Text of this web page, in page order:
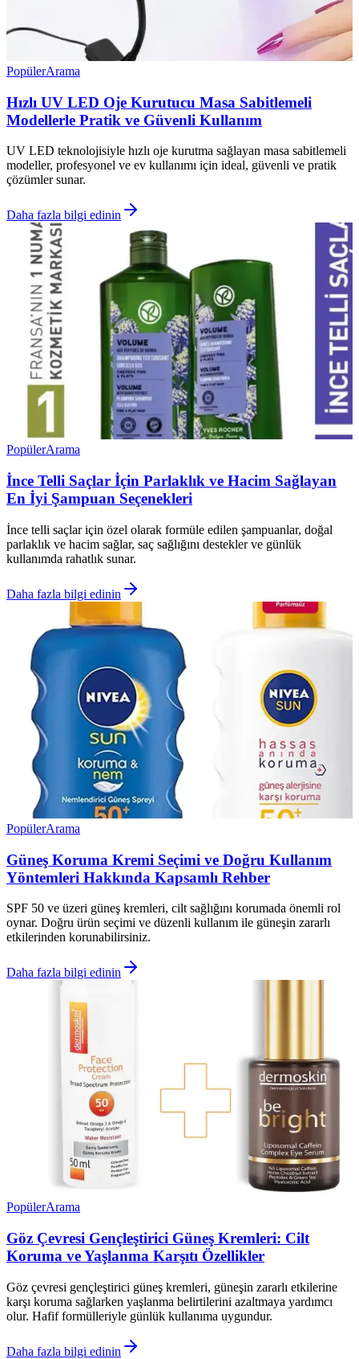
PopülerArama
Hızlı UV LED Oje Kurutucu Masa Sabitlemeli
Modellerle Pratik ve Güvenli Kullanım
UV LED teknolojisiyle hızlı oje kurutma sağlayan masa sabitlemeli
modeller, profesyonel ve ev kullanımı için ideal, güvenli ve pratik
çözümler sunar.
Daha fazla bilgi edinin
PopülerArama
İnce Telli Saçlar İçin Parlaklık ve Hacim Sağlayan
En İyi Şampuan Seçenekleri
İnce telli saçlar için özel olarak formüle edilen şampuanlar, doğal
parlaklık ve hacim sağlar, saç sağlığını destekler ve günlük
kullanımda rahatlık sunar.
Daha fazla bilgi edinin
PopülerArama
Güneş Koruma Kremi Seçimi ve Doğru Kullanım
Yöntemleri Hakkında Kapsamlı Rehber
SPF 50 ve üzeri güneş kremleri, cilt sağlığını korumada önemli rol
oynar. Doğru ürün seçimi ve düzenli kullanım ile güneşin zararlı
etkilerinden korunabilirsiniz.
Daha fazla bilgi edinin
PopülerArama
Göz Çevresi Gençleştirici Güneş Kremleri: Cilt
Koruma ve Yaşlanma Karşıtı Özellikler
Göz çevresi gençleştirici güneş kremleri, güneşin zararlı etkilerine
karşı koruma sağlarken yaşlanma belirtilerini azaltmaya yardımcı
olur. Hafif formülleriyle günlük kullanıma uygundur.
Daha fazla bilgi edinin